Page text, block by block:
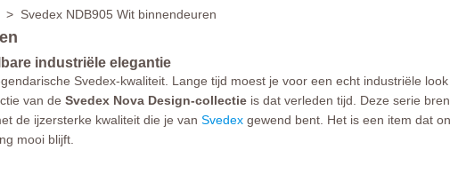
> Svedex NDB905 Wit binnendeuren
industriële elegantie
Svedex-kwaliteit. Lange tijd moest je voor een echt industriële
van de Svedex Nova Design-collectie is dat verleden tijd. Deze serie
de ijzersterke kwaliteit die je van Svedex gewend bent. Het is een item dat
mooi blijft.